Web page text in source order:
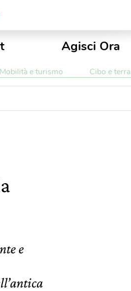
Agisci Ora
Mobilità e turismo Cibo e terra
e